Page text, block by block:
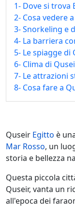
1- Dove si trova
2- Cosa vedere
3- Snorkeling e
4- La barriera
5- Le spiagge di
6- Clima di
7- Le attrazioni
8- Cosa fare a
Quseir Egitto è
Mar Rosso, un
storia e bellezza
Questa piccola
Quseir, vanta un
all'epoca dei